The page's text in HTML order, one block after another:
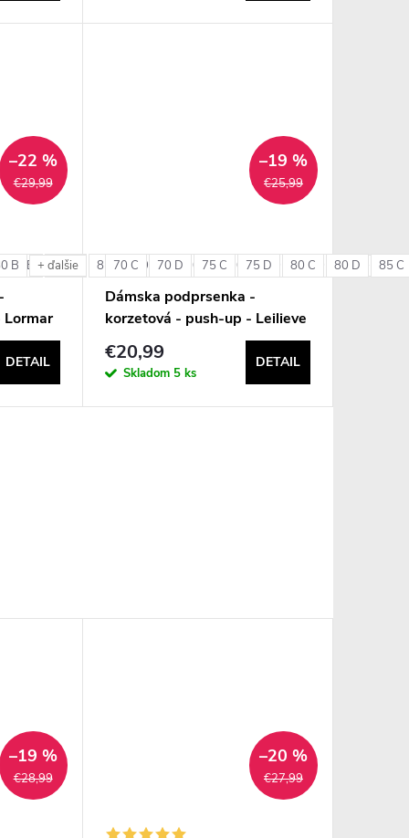
85 B 85 C 85 D 90 B 90 C 90 D 95 C 95 D + ďalšie
€29,99
–22 %
B + ďalšie
Lormar
DETAIL
€25,99
–19 %
70 C 70 D 75 C 75 D 80 C 80 D 85 C
Dámska podprsenka -
korzetová - push-up - Leilieve
6001
€20,99
Skladom 5 ks
DETAIL
€28,99
–19 %
€27,99
–20 %